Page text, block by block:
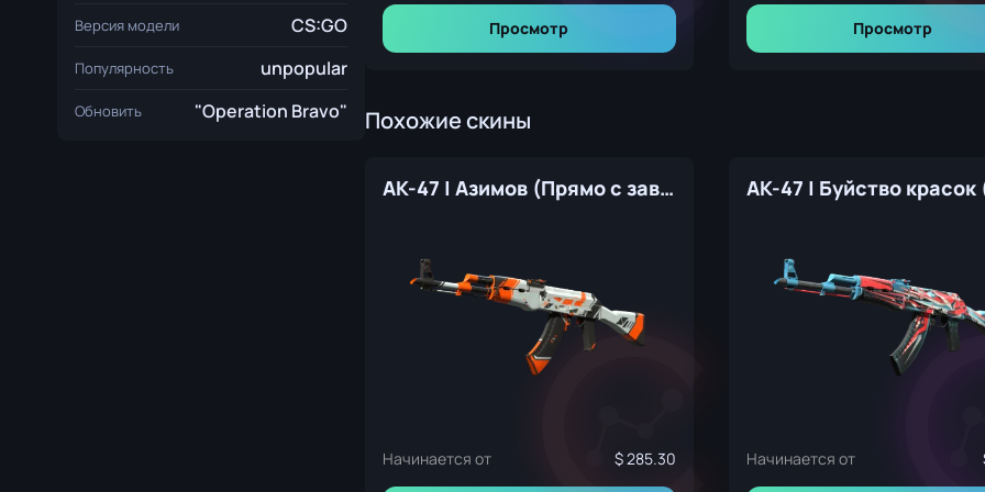
Версия модели CS:GO
Популярность unpopular
Обновить "Operation Bravo"
Просмотр Просмотр
Похожие скины
AK-47 | Азимов (Прямо с завода)
Начинается от 285.30 Начинается от